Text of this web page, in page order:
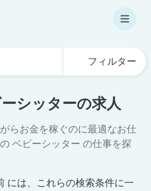
フィルター
シッターの求人
らお金を稼ぐのに最適なお仕
ベビーシッター の仕事を探
には、これらの検索条件に一